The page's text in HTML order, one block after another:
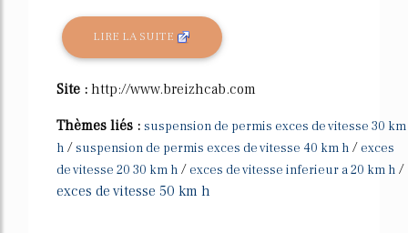
LIRE LA SUITE
Site : http://www.breizhcab.com
Thèmes liés : suspension de permis exces de vitesse 30 km
h /suspension de permis exces de vitesse 40 km h / exces
de vitesse 20 30 km h / exces de vitesse inferieur a 20 km h /
exces de vitesse 50 km h